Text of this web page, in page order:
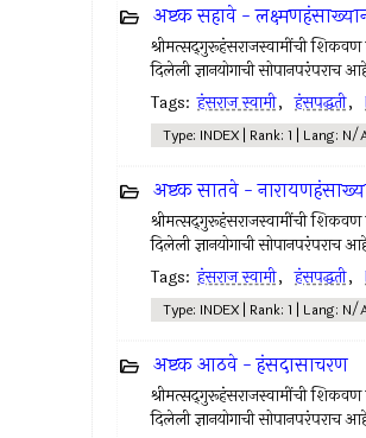
अष्टक सहावे -
श्रीमत्सद्‍गुरूहंसराजस्वामींची शिकवण
दिलेली ज्ञानयोगाची सोपानपरंपराच
Tags: हंसराज स्वामी, हंसपद्धती,
Type: INDEX | Rank: 1 | Lang: N/
अष्टक सातवे -
श्रीमत्सद्‍गुरूहंसराजस्वामींची शिकवण
दिलेली ज्ञानयोगाची सोपानपरंपराच
Tags: हंसराज स्वामी, हंसपद्धती,
Type: INDEX | Rank: 1 | Lang: N/
अष्टक आठवे - हंसदासाचरण
श्रीमत्सद्‍गुरूहंसराजस्वामींची शिकवण
दिलेली ज्ञानयोगाची सोपानपरंपराच